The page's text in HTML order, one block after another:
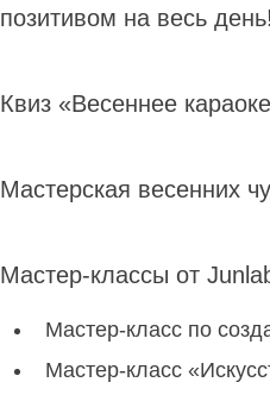
позитивом на весь день!
Квиз «Весеннее
Мастерская весенних
Мастер-классы от
Мастер-класс по
Мастер-класс